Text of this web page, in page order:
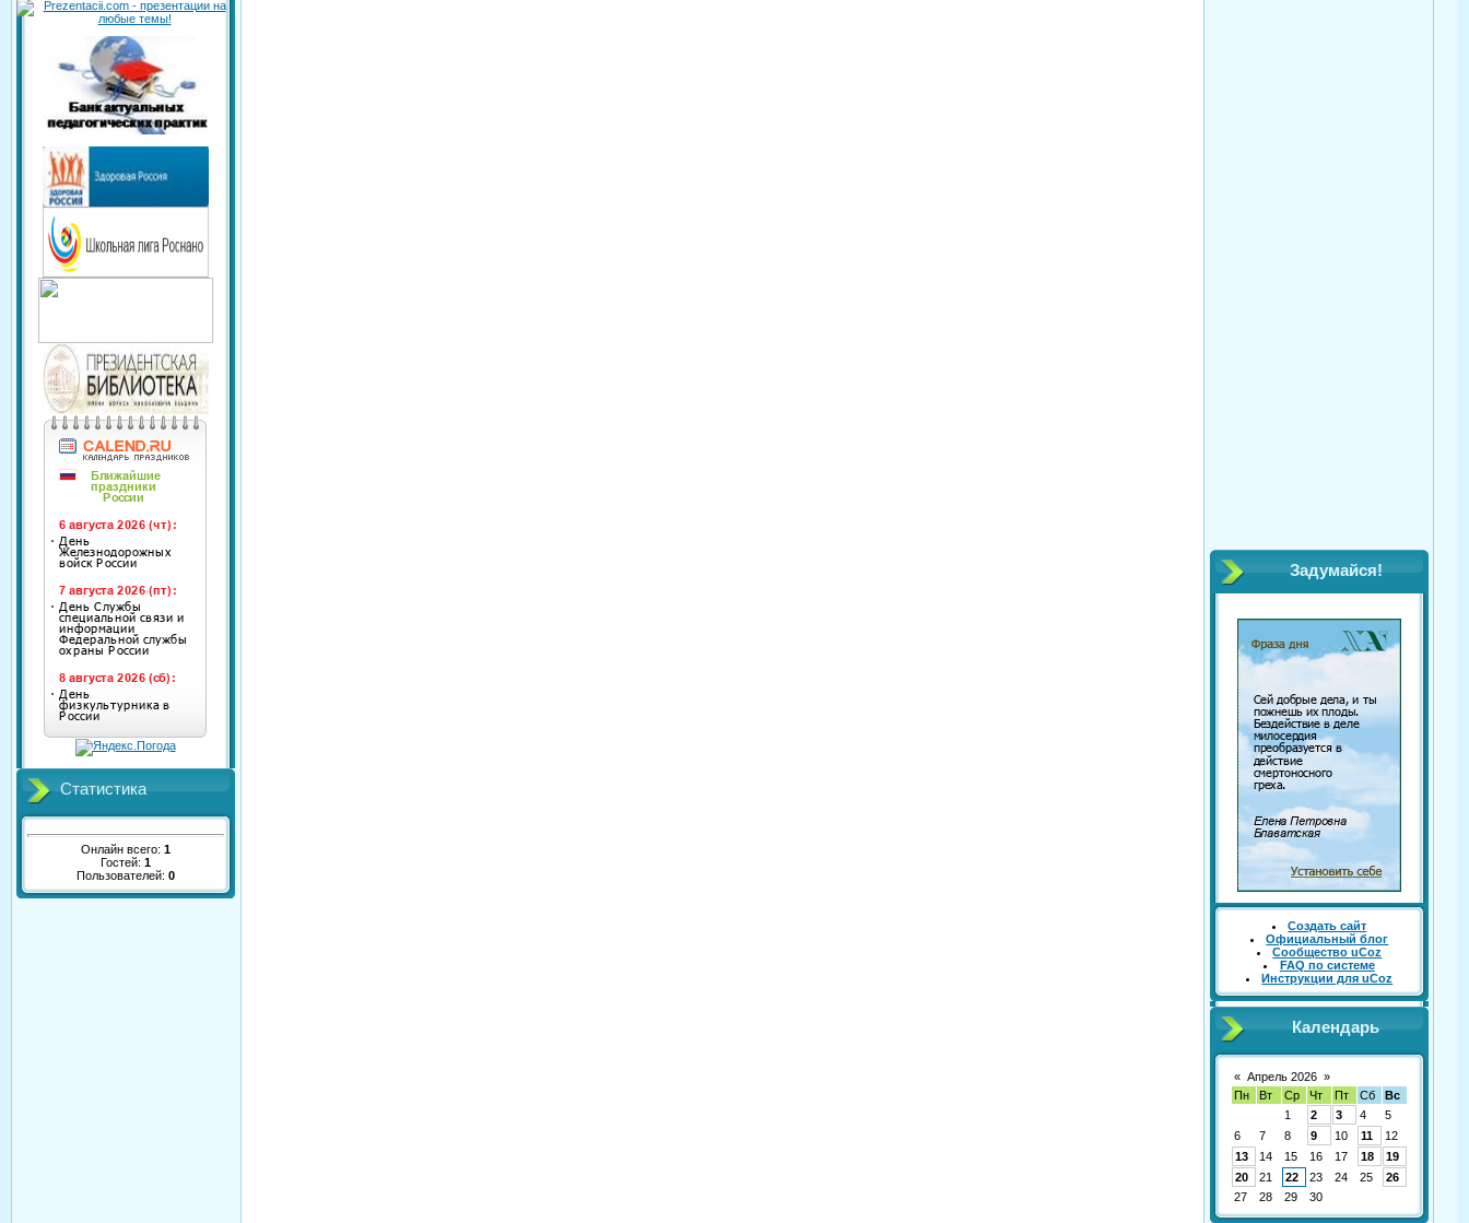
Статистика
Онлайн всего: 1
Гостей: 1
Пользователей: 0
Задумайся!
Создать сайт
Официальный блог
Сообщество uCoz
FAQ по системе
Инструкции для uCoz
Календарь
« Апрель 2026 »
Пн
Вт Ср Чт Пт Сб
Вс
1
2 3 4
5
6
7 8 9 10 11
12
13
14 15 16 17 18
19
20
21 22 23 24 25
26
27
28 29 30